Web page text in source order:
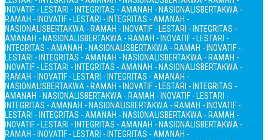
INOVATIF - LESTARI - INTEGRITAS - AMANAH - NASIONALISBERTAKWA -
RAMAH - INOVATIF - LESTARI - INTEGRITAS - AMANAH -
NASIONALISBERTAKWA - RAMAH - INOVATIF - LESTARI - INTEGRITAS -
AMANAH - NASIONALISBERTAKWA - RAMAH - INOVATIF - LESTARI -
INTEGRITAS - AMANAH - NASIONALISBERTAKWA - RAMAH - INOVATIF -
LESTARI - INTEGRITAS - AMANAH - NASIONALISBERTAKWA - RAMAH -
INOVATIF - LESTARI - INTEGRITAS - AMANAH - NASIONALISBERTAKWA -
RAMAH - INOVATIF - LESTARI - INTEGRITAS - AMANAH -
NASIONALISBERTAKWA - RAMAH - INOVATIF - LESTARI - INTEGRITAS -
AMANAH - NASIONALISBERTAKWA - RAMAH - INOVATIF - LESTARI -
INTEGRITAS - AMANAH - NASIONALISBERTAKWA - RAMAH - INOVATIF -
LESTARI - INTEGRITAS - AMANAH - NASIONALISBERTAKWA - RAMAH -
INOVATIF - LESTARI - INTEGRITAS - AMANAH - NASIONALISBERTAKWA -
RAMAH - INOVATIF - LESTARI - INTEGRITAS - AMANAH -